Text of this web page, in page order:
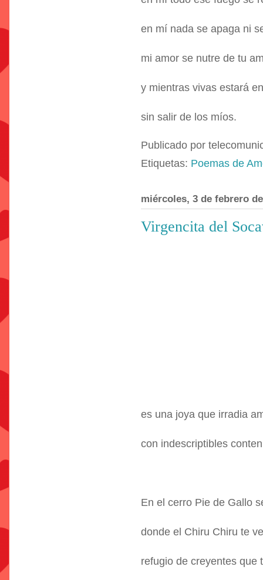
en mí nada se apaga ni
mi amor se nutre de tu
y mientras vivas estará
sin salir de los míos.
Publicado por
Etiquetas: Poemas de
miércoles, 3 de febrero
Virgencita del
es una joya que irradia
con indescriptibles
En el cerro Pie de Gallo
donde el Chiru Chiru te
refugio de creyentes que